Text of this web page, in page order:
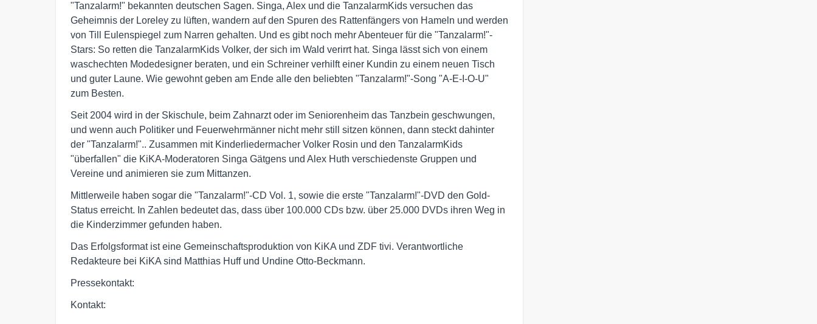
"Tanzalarm!" bekannten deutschen Sagen. Singa, Alex und die TanzalarmKids versuchen das
Geheimnis der Loreley zu lüften, wandern auf den Spuren des Rattenfängers von Hameln und werden
von Till Eulenspiegel zum Narren gehalten. Und es gibt noch mehr Abenteuer für die "Tanzalarm!"-
Stars: So retten die TanzalarmKids Volker, der sich im Wald verirrt hat. Singa lässt sich von einem
waschechten Modedesigner beraten, und ein Schreiner verhilft einer Kundin zu einem neuen Tisch
und guter Laune. Wie gewohnt geben am Ende alle den beliebten "Tanzalarm!"-Song "A-E-I-O-U"
zum Besten.
Seit 2004 wird in der Skischule, beim Zahnarzt oder im Seniorenheim das Tanzbein geschwungen,
und wenn auch Politiker und Feuerwehrmänner nicht mehr still sitzen können, dann steckt dahinter
der "Tanzalarm!".. Zusammen mit Kinderliedermacher Volker Rosin und den TanzalarmKids
"überfallen" die KiKA-Moderatoren Singa Gätgens und Alex Huth verschiedenste Gruppen und
Vereine und animieren sie zum Mittanzen.
Mittlerweile haben sogar die "Tanzalarm!"-CD Vol. 1, sowie die erste "Tanzalarm!"-DVD den Gold-
Status erreicht. In Zahlen bedeutet das, dass über 100.000 CDs bzw. über 25.000 DVDs ihren Weg in
die Kinderzimmer gefunden haben.
Das Erfolgsformat ist eine Gemeinschaftsproduktion von KiKA und ZDF tivi. Verantwortliche
Redakteure bei KiKA sind Matthias Huff und Undine Otto-Beckmann.
Pressekontakt:
Kontakt: